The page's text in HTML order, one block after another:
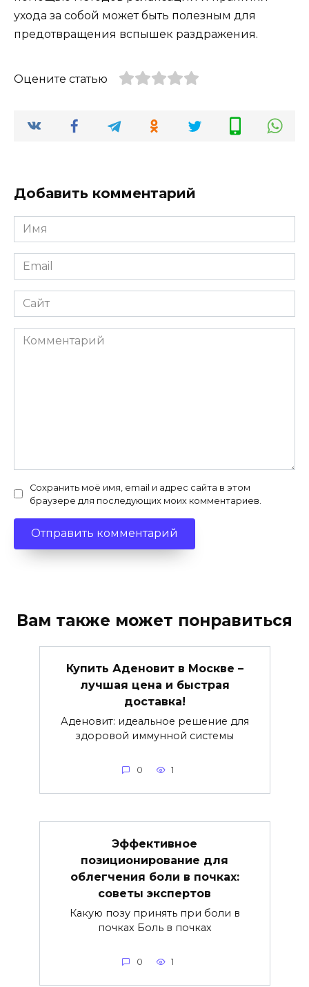
ухода за собой может быть полезным для
предотвращения вспышек раздражения.
Оцените статью
Добавить комментарий
Имя
*
Email
*
Сайт
Комментарий
Сохранить моё имя, email и адрес сайта в этом
браузере для последующих моих комментариев.
Вам также может понравиться
Купить Аденовит в Москве –
лучшая цена и быстрая
доставка!
Аденовит: идеальное решение для
здоровой иммунной системы
0 1
Эффективное
позиционирование для
облегчения боли в почках:
советы экспертов
Какую позу принять при боли в
почках Боль в почках
0 1